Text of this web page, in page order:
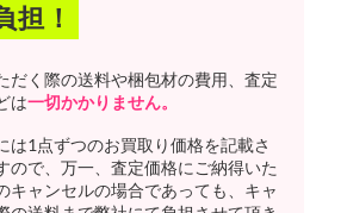
担！
だく際の送料や梱包材の費用、査定
は一切かかりません。
は1点ずつのお買取り価格を記載さ
ので、万一、査定価格にご納得いた
キャンセルの場合であっても、キャ